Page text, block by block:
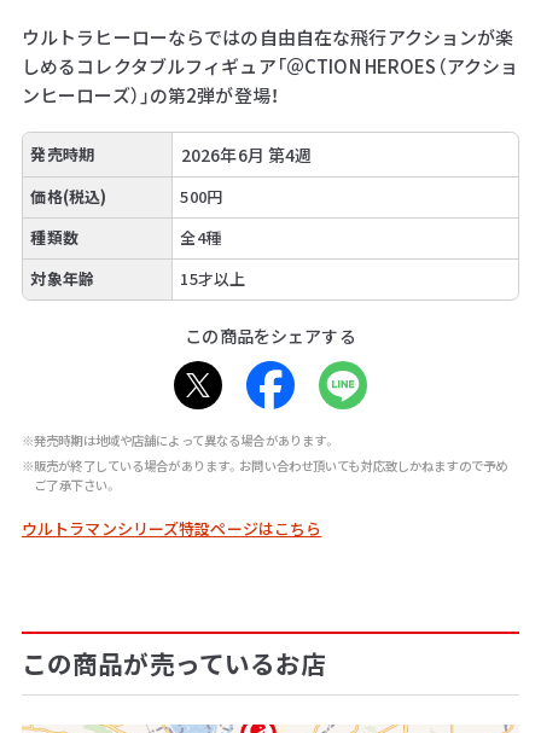
ウルトラヒーローならではの自由自在な飛行アクションが楽
しめるコレクタブルフィギュア「＠CTION HEROES（アクショ
ンヒーローズ）」の第2弾が登場！
発売時期 2026年6月 第4週
価格(税込)
500円
種類数
全4種
対象年齢
15才以上
この商品をシェアする
※発売時期は地域や店舗によって異なる場合があります。
※販売が終了している場合があります。お問い合わせ頂いても対応致しかねますので予め
ご了承下さい。
ウルトラマンシリーズ特設ページはこちら
この商品が売っているお店